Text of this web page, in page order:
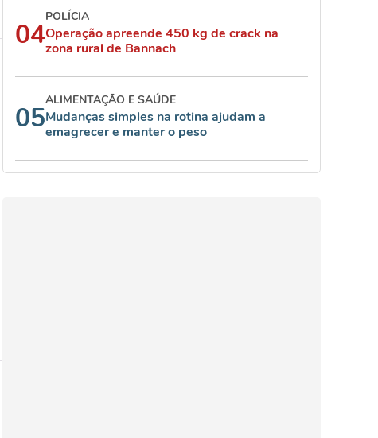
04
POLÍCIA
Operação apreende 450 kg de crack na
zona rural de Bannach
05
ALIMENTAÇÃO E SAÚDE
Mudanças simples na rotina ajudam a
emagrecer e manter o peso